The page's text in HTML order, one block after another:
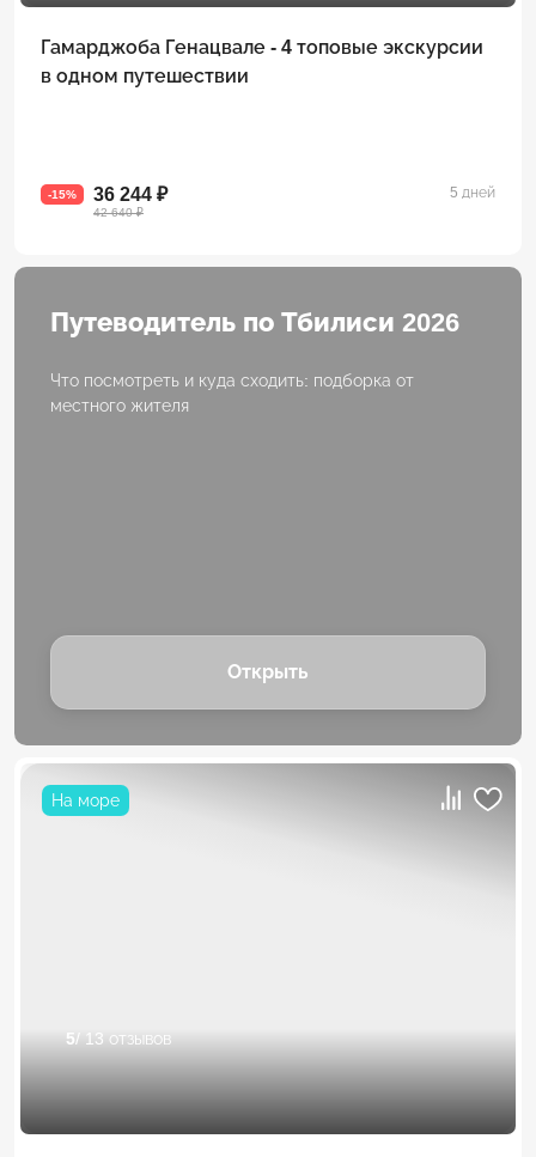
Гамарджоба Генацвале - 4 топовые экскурсии
в одном путешествии
-15% 36 244 ₽
42 640 ₽
5 дней
Путеводитель по Тбилиси 2026
Что посмотреть и куда сходить: подборка от
местного жителя
Открыть
На море
5/ 13 отзывов